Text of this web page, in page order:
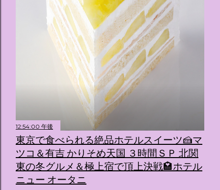
12:54:00 午後
東京で食べられる絶品ホテルスイーツ🍰マ
ツコ＆有吉 かりそめ天国 ３時間ＳＰ 北関
東の冬グルメ＆極上宿で頂上決戦🏩ホテル
ニュー オータニ